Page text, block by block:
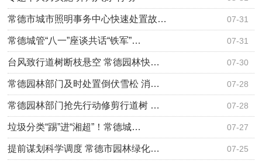
07-31
常德市城市照明事务中心快速处置故…
07-31
常德城管“八一”座谈共话“铁军”…
07-30
台风致行道树断枝悬空 常德园林快…
07-28
常德园林部门及时处置倒伏雪松 消…
07-28
常德园林部门抢先行动修剪行道树 …
07-27
垃圾分类“踢”进“湘超”！常德城…
07-25
提前谋划科学调度 常德市园林绿化…